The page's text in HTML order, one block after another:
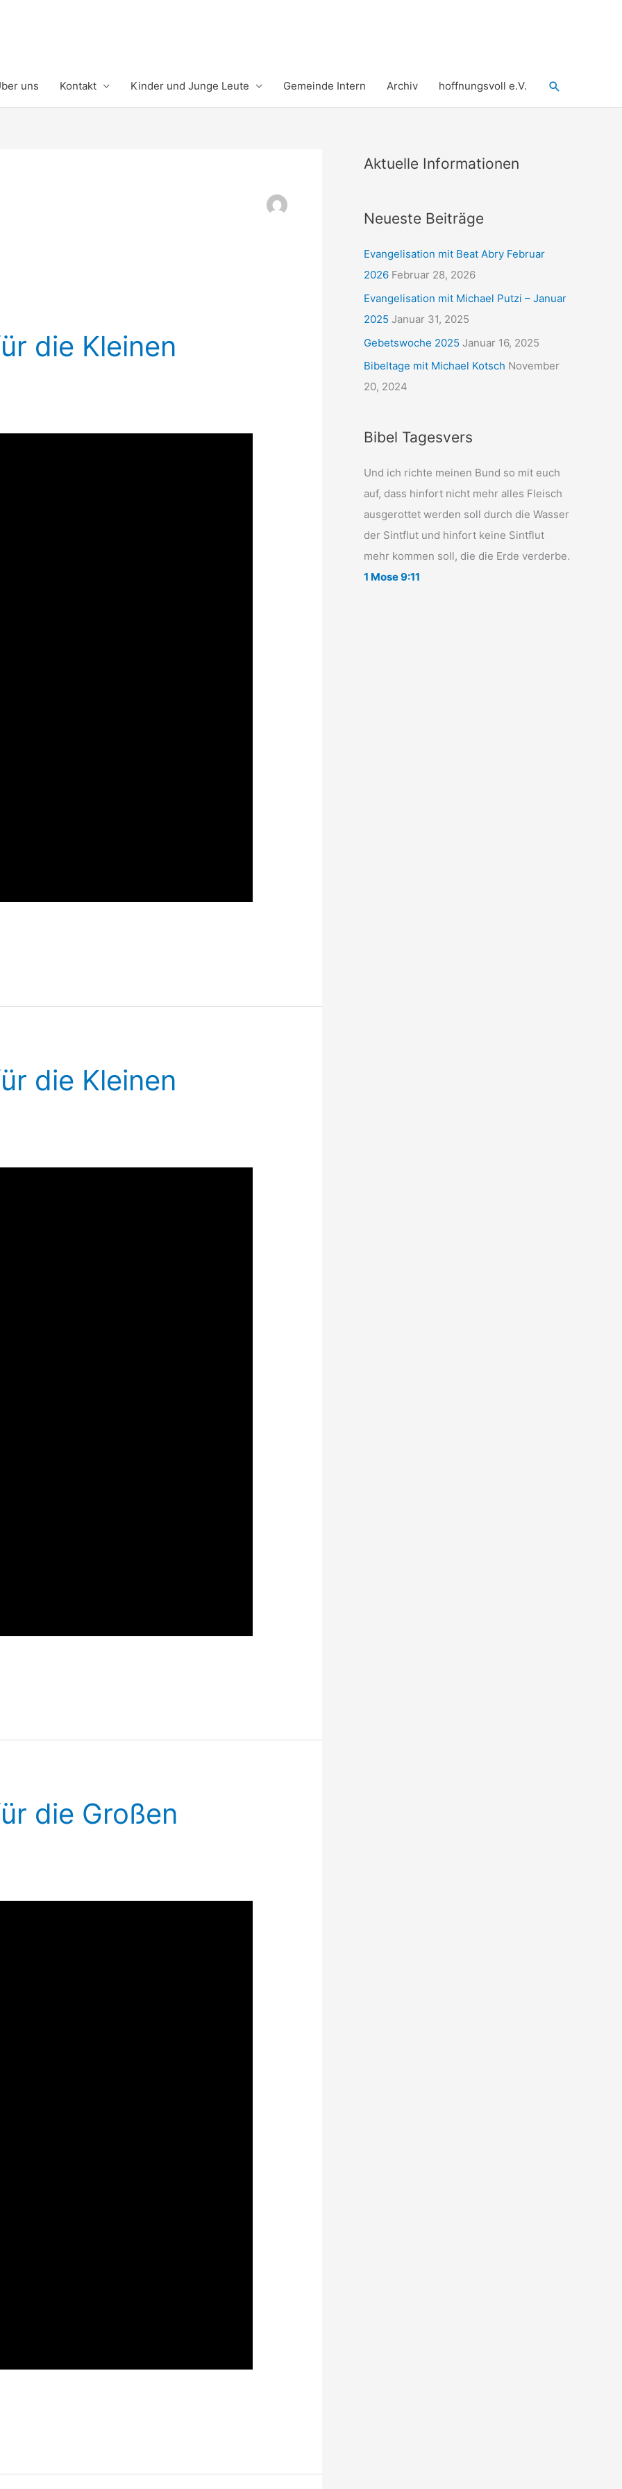
uns Kontakt Kinder und Junge Leute Gemeinde Intern Archiv hoffnungsvoll e.V. Suchen
die Kleinen
die Kleinen
die Großen
Aktuelle Informationen
Neueste Beiträge
Evangelisation mit Beat Abry Februar
2026 Februar 28, 2026
Evangelisation mit Michael Putzi – Januar
2025 Januar 31, 2025
Gebetswoche 2025 Januar 16, 2025
Bibeltage mit Michael Kotsch November
20, 2024
Bibel Tagesvers
Und ich richte meinen Bund so mit euch
auf, dass hinfort nicht mehr alles Fleisch
ausgerottet werden soll durch die Wasser
der Sintflut und hinfort keine Sintflut
mehr kommen soll, die die Erde verderbe.
1 Mose 9:11